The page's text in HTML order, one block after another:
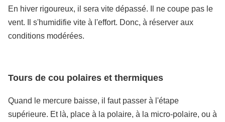
En hiver rigoureux, il sera vite dépassé. Il ne coupe pas le
vent. Il s'humidifie vite à l'effort. Donc, à réserver aux
conditions modérées.
Tours de cou polaires et thermiques
Quand le mercure baisse, il faut passer à l'étape
supérieure. Et là, place à la polaire, à la micro-polaire, ou à